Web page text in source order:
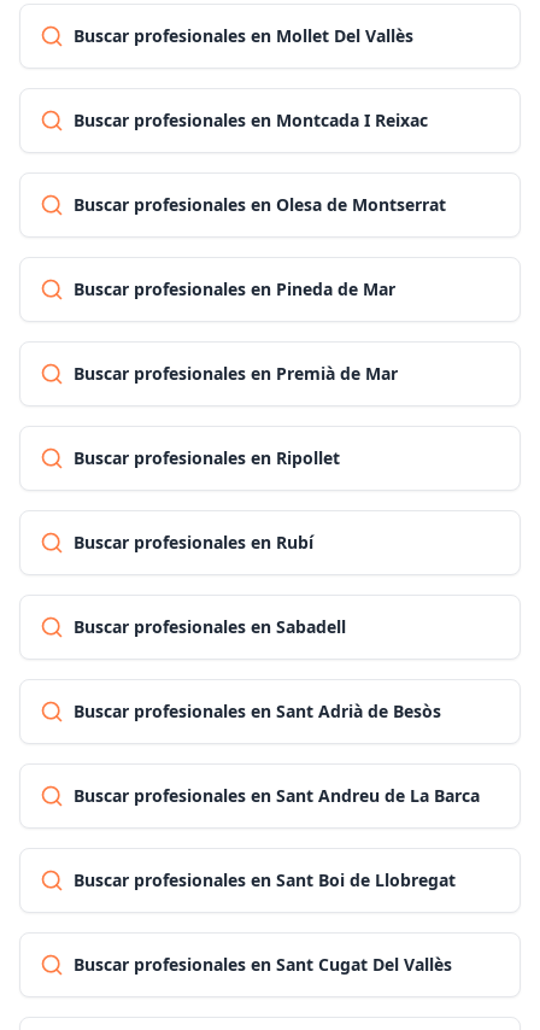
Buscar profesionales en Mollet Del Vallès
Buscar profesionales en Montcada I Reixac
Buscar profesionales en Olesa de Montserrat
Buscar profesionales en Pineda de Mar
Buscar profesionales en Premià de Mar
Buscar profesionales en Ripollet
Buscar profesionales en Rubí
Buscar profesionales en Sabadell
Buscar profesionales en Sant Adrià de Besòs
Buscar profesionales en Sant Andreu de La Barca
Buscar profesionales en Sant Boi de Llobregat
Buscar profesionales en Sant Cugat Del Vallès